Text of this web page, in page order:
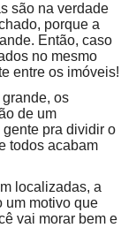
são na verdade
porque a
Então, caso
no mesmo
entre os imóveis!
grande, os
de um
pra dividir o
todos acabam
localizadas, a
um motivo que
vai morar bem e